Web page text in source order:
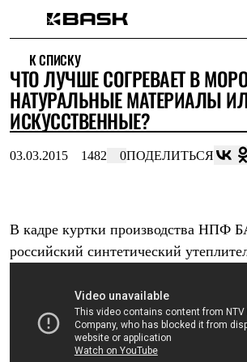
Интернет-магазин
Мужская одежда
Утепленная пухом
Куртки
Брюки
Комбинезоны
Куртки
Софтшелл одежда
Флисовая одежда
Куртки
К СПИСКУ
ЧТО ЛУЧШЕ СОГРЕВАЕТ В
НАТУРАЛЬНЫЕ МАТЕРИАЛЫ
ИСКУССТВЕННЫЕ?
03.03.2015 1482 0ПОДЕЛИТЬСЯ
В кадре куртки производства НПФ
российский синтетический